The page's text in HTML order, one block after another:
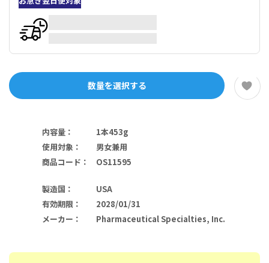
数量を選択する
内容量 ：
1本453g
使用対象 ：
男女兼用
商品コード ： OS11595
製造国 ：
USA
有効期限 ：
2028/01/31
メーカー ： Pharmaceutical Specialties, Inc.